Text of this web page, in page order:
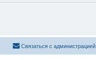
Связаться с администрацией